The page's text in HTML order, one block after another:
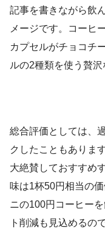
記事を書きながら飲
メージです。コーヒ
カプセルがチョコチ
ルの2種類を使う贅沢
総合評価としては、
クしたこともありま
大絶賛しておすすめ
味は1杯50円相当の
ニの100円コーヒー
ト削減も見込めるの